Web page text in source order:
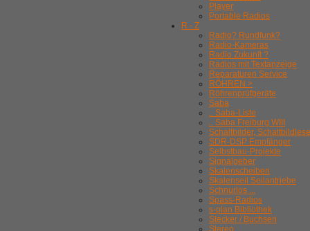
Player
Portable Radios
R - Z
Radio? Rundfunk?
Radio-Kameras
Radio Zukunft ?
Radios mit Textanzeige
Reparaturen Service
RÖHREN >
Röhrenprüfgeräte
Saba
.. Saba-Liste
.. Saba Freiburg WIII
Schaltbilder,
SDR-DSP Empfänger
Selbstbau-Projekte
Signalgeber
Skalenscheiben
Skalenseil Seilantriebe
Schnurlos ...
Spass-Radios
s-plan Bibliothek
Stecker / Buchsen
Stereo